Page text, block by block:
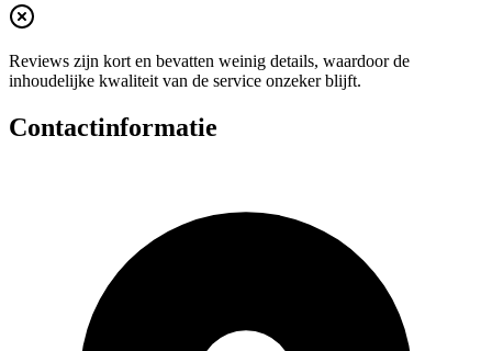
Reviews zijn kort en bevatten weinig details, waardoor de
inhoudelijke kwaliteit van de service onzeker blijft.
Contactinformatie